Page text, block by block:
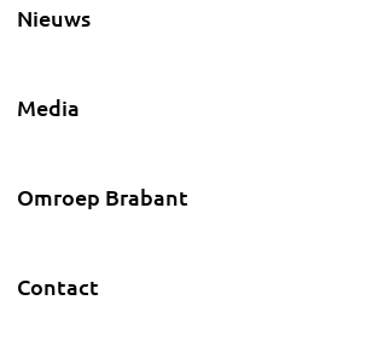
Nieuws
Media
Omroep Brabant
Contact